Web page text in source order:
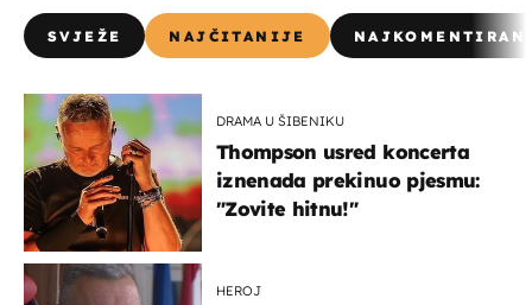
SVJEŽE NAJČITANIJE
DRAMA U ŠIBENIKU
Thompson usred koncerta
iznenada prekinuo pjesmu:
"Zovite hitnu!"
HEROJ